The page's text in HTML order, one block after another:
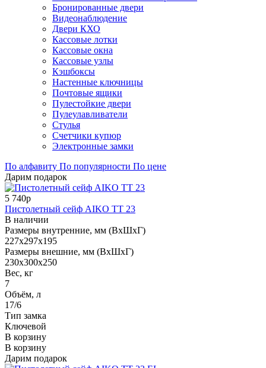
Бронированные двери
Видеонаблюдение
Двери КХО
Кассовые лотки
Кассовые окна
Кассовые узлы
Кэшбоксы
Настенные ключницы
Почтовые ящики
Пулестойкие двери
Пулеулавливатели
Стулья
Счетчики купюр
Электронные замки
По алфавиту По популярности По цене
Дарим подарок
5 740р
Пистолетный сейф AIKO TT 23
В наличии
Размеры внутренние, мм (ВхШхГ)
227x297x195
Размеры внешние, мм (ВхШхГ)
230x300x250
Вес, кг
7
Объём, л
17/6
Тип замка
Ключевой
В корзину
В корзину
Дарим подарок